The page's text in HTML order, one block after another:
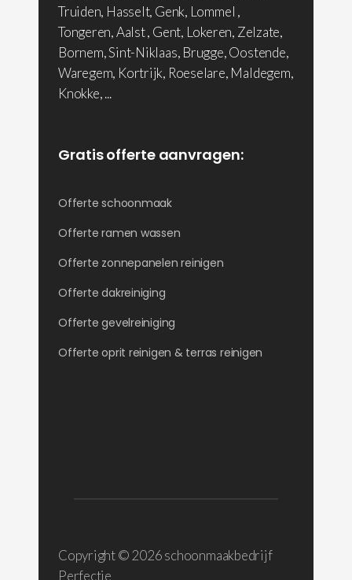
Truiden, Hasselt, Genk, Lommel ,
Tongeren, Aalst , Gent, Lokeren, Zelzate,
Bornem, Sint-Niklaas, Brugge, Oostende,
Waregem, Kortrijk, Roeselare, Maldegem,
Knokke, ...
Gratis offerte aanvragen:
Offerte schoonmaak
Offerte ramen wassen
Offerte zonnepanelen reinigen
Offerte dakreiniging
Offerte gevelreiniging
Offerte oprit reinigen & terras reinigen
Copyright © 2026 schoonmaakbedrijf
Perfectie